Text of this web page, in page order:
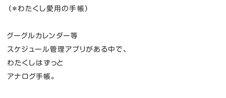
（＊わたくし愛用の手帳）
グーグルカレンダー等
スケジュール管理アプリがある中で、
わたくしはずっと
アナログ手帳。